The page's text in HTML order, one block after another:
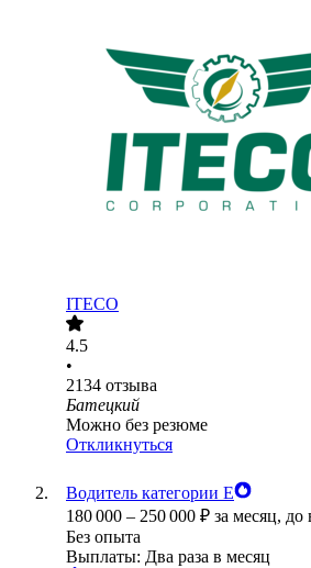
ITECO
4.5
•
2134 отзыва
Батецкий
Можно без резюме
Откликнуться
Водитель категории Е
180 000 – 250 000 ₽ за месяц, до
Без опыта
Выплаты: Два раза в месяц